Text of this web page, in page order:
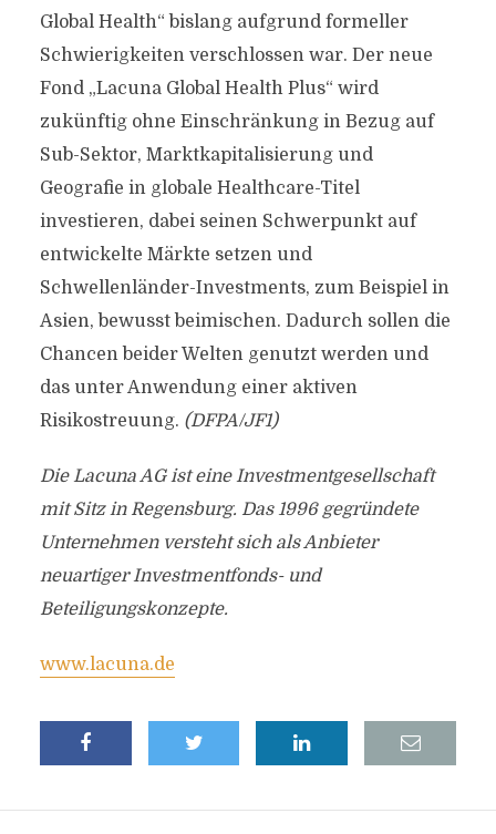
Global Health“ bislang aufgrund formeller
Schwierigkeiten verschlossen war. Der neue
Fond „Lacuna Global Health Plus“ wird
zukünftig ohne Einschränkung in Bezug auf
Sub-Sektor, Marktkapitalisierung und
Geografie in globale Healthcare-Titel
investieren, dabei seinen Schwerpunkt auf
entwickelte Märkte setzen und
Schwellenländer-Investments, zum Beispiel in
Asien, bewusst beimischen. Dadurch sollen die
Chancen beider Welten genutzt werden und
das unter Anwendung einer aktiven
Risikostreuung. (DFPA/JF1)
Die Lacuna AG ist eine Investmentgesellschaft
mit Sitz in Regensburg. Das 1996 gegründete
Unternehmen versteht sich als Anbieter
neuartiger Investmentfonds- und
Beteiligungskonzepte.
www.lacuna.de